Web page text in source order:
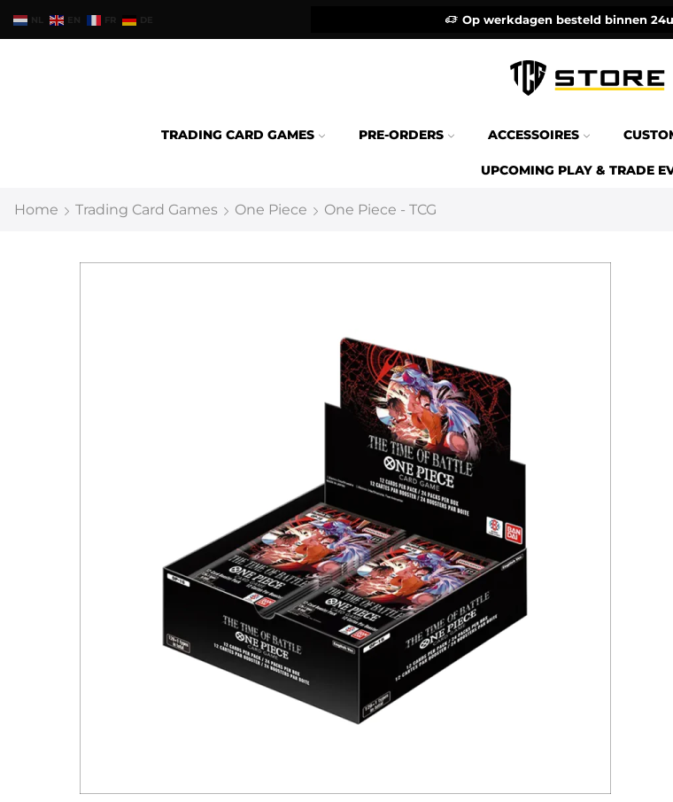
NL EN FR DE
binnen 24u verzonden. Op werkdagen besteld binnen
TRADING CARD GAMES PRE-ORDERS ACCESSOIRES
UPCOMING PLAY & TRADE
Home Trading Card Games One Piece One Piece - TCG